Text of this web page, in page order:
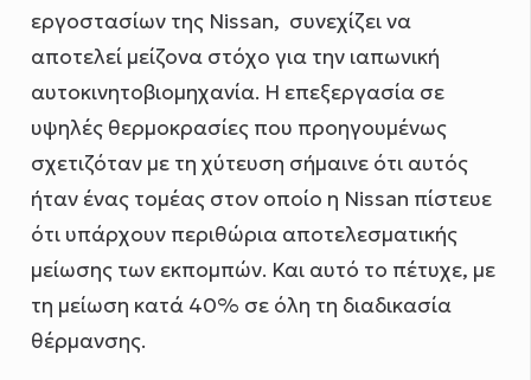
εργοστασίων της Nissan, συνεχίζει να
αποτελεί μείζονα στόχο για την ιαπωνική
αυτοκινητοβιομηχανία. Η επεξεργασία σε
υψηλές θερμοκρασίες που προηγουμένως
σχετιζόταν με τη χύτευση σήμαινε ότι αυτός
ήταν ένας τομέας στον οποίο η Nissan πίστευε
ότι υπάρχουν περιθώρια αποτελεσματικής
μείωσης των εκπομπών. Και αυτό το πέτυχε, με
τη μείωση κατά 40% σε όλη τη διαδικασία
θέρμανσης.